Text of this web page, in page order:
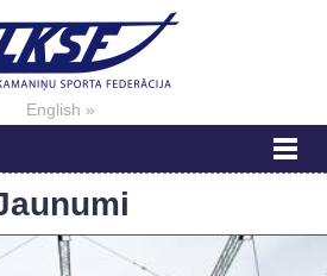
English »